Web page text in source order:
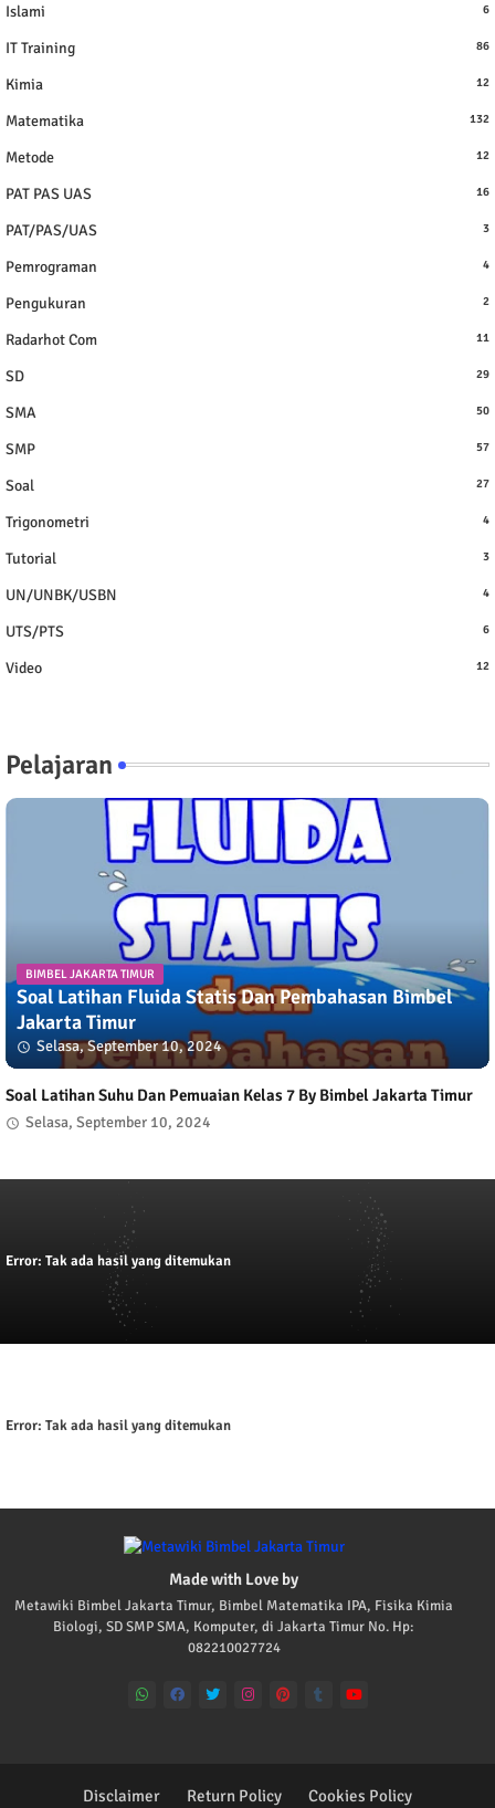
Islami 6
IT Training 86
Kimia 12
Matematika 132
Metode 12
PAT PAS UAS 16
PAT/PAS/UAS 3
Pemrograman 4
Pengukuran 2
Radarhot Com 11
SD 29
SMA 50
SMP 57
Soal 27
Trigonometri 4
Tutorial 3
UN/UNBK/USBN 4
UTS/PTS 6
Video 12
Pelajaran
BIMBEL JAKARTA TIMUR
Soal Latihan Fluida Statis Dan Pembahasan Bimbel
Jakarta Timur
Selasa, September 10, 2024
Soal Latihan Suhu Dan Pemuaian Kelas 7 By Bimbel Jakarta Timur
Selasa, September 10, 2024
Error: Tak ada hasil yang ditemukan
Error: Tak ada hasil yang ditemukan
Made with Love by
Metawiki Bimbel Jakarta Timur, Bimbel Matematika IPA, Fisika Kimia
Biologi, SD SMP SMA, Komputer, di Jakarta Timur No. Hp:
082210027724
Disclaimer Return Policy
Cookies Policy